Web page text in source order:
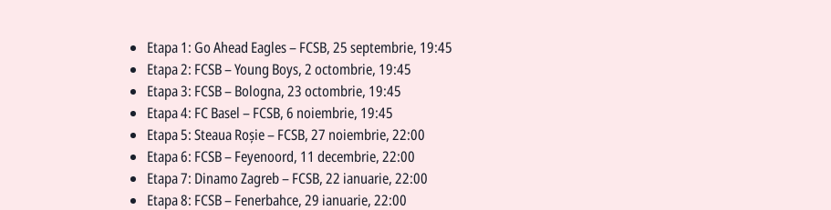
Etapa 1: Go Ahead Eagles – FCSB, 25 septembrie, 19:45
Etapa 2: FCSB – Young Boys, 2 octombrie, 19:45
Etapa 3: FCSB – Bologna, 23 octombrie, 19:45
Etapa 4: FC Basel – FCSB, 6 noiembrie, 19:45
Etapa 5: Steaua Roșie – FCSB, 27 noiembrie, 22:00
Etapa 6: FCSB – Feyenoord, 11 decembrie, 22:00
Etapa 7: Dinamo Zagreb – FCSB, 22 ianuarie, 22:00
Etapa 8: FCSB – Fenerbahce, 29 ianuarie, 22:00